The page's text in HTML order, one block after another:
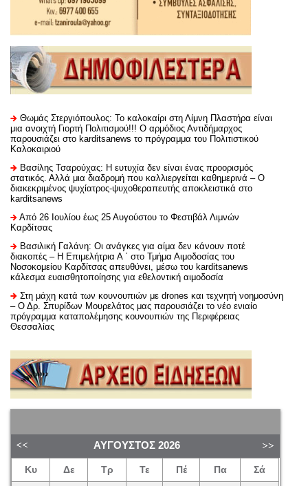
Θωμάς Στεργιόπουλος: Το καλοκαίρι στη Λίμνη Πλαστήρα είναι
μια ανοιχτή Γιορτή Πολιτισμού!!! Ο αρμόδιος Αντιδήμαρχος
παρουσιάζει στο karditsanews το πρόγραμμα του Πολιτιστικού
Καλοκαιριού
Βασίλης Τσαρούχας: Η ευτυχία δεν είναι ένας προορισμός
στατικός. Αλλά μια διαδρομή που καλλιεργείται καθημερινά – Ο
διακεκριμένος ψυχίατρος-ψυχοθεραπευτής αποκλειστικά στο
karditsanews
Από 26 Ιουλίου έως 25 Αυγούστου το Φεστιβάλ Λιμνών
Καρδίτσας
Βασιλική Γαλάνη: Οι ανάγκες για αίμα δεν κάνουν ποτέ
διακοπές – Η Επιμελήτρια Α ΄ στο Τμήμα Αιμοδοσίας του
Νοσοκομείου Καρδίτσας απευθύνει, μέσω του karditsanews
κάλεσμα ευαισθητοποίησης για εθελοντική αιμοδοσία
Στη μάχη κατά των κουνουπιών με drones και τεχνητή νοημοσύνη
– Ο Δρ. Σπυρίδων Μουρελάτος μας παρουσιάζει το νέο ενιαίο
πρόγραμμα καταπολέμησης κουνουπιών της Περιφέρειας
Θεσσαλίας
ΑΎΓΟΥΣΤΟΣ 2026
Κυ Δε Τρ Τε Πέ Πα Σά